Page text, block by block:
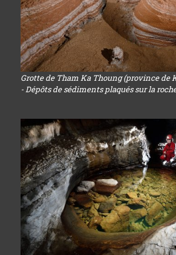
Grotte de Tham Ka Thoung (province de
- Dépôts de sédiments plaqués sur la